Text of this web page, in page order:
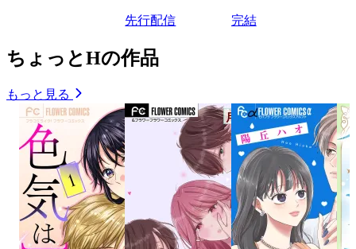
先行配信 完結
ちょっとHの作品
もっと見る